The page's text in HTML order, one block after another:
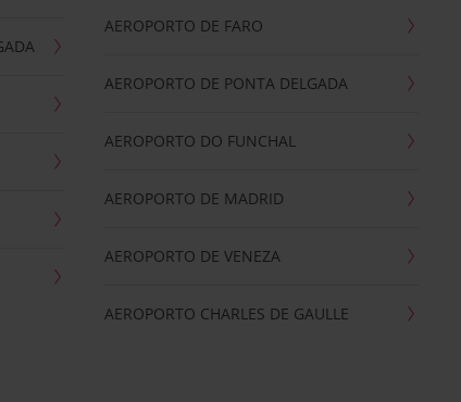
AEROPORTO DE FARO
AEROPORTO DE PONTA DELGADA
AEROPORTO DO FUNCHAL
AEROPORTO DE MADRID
AEROPORTO DE VENEZA
AEROPORTO CHARLES DE GAULLE